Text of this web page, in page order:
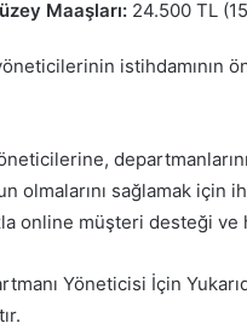
Maaşları: 24.500 TL
istihdamının
olmalarını sağlamak için
online müşteri desteği ve
Yöneticisi İçin